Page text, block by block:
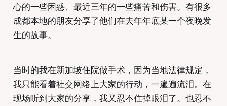
心的一些困惑、最近三年的一些痛苦和伤害。有很多
成都本地的朋友分享了他们在去年年底某一个夜晚发
生的故事。
当时的我在新加坡住院做手术，因为当地法律规定，
我只能看着社交网络上大家的行动，一遍遍流泪。在
现场听到大家的分享，我又忍不住掉眼泪了。也忍不